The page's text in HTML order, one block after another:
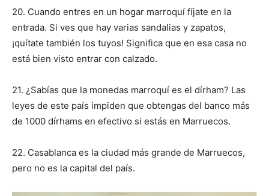
20. Cuando entres en un hogar marroquí fíjate en la
entrada. Si ves que hay varias sandalias y zapatos,
¡quítate también los tuyos! Significa que en esa casa no
está bien visto entrar con calzado.
21. ¿Sabías que la monedas marroquí es el dírham? Las
leyes de este país impiden que obtengas del banco más
de 1000 dírhams en efectivo si estás en Marruecos.
22. Casablanca es la ciudad más grande de Marruecos,
pero no es la capital del país.